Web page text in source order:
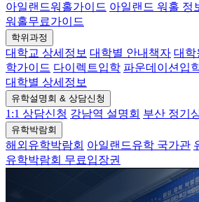
아일랜드워홀가이드 아일랜드 워홀 정
워홀무료가이드
학위과정
대학교 상세정보 대학별 안내책자 대학
학가이드 다이렉트입학 파운데이션입
대학별 상세정보
유학설명회 & 상담신청
1:1 상담신청 강남역 설명회 부산 정기
유학박람회
해외유학박람회 아일랜드유학 국가관
유학박람회 무료입장권